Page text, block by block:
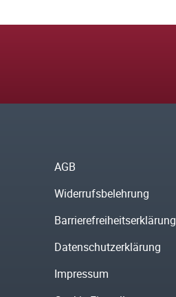
AGB
Widerrufsbelehrung
Barrierefreiheitserklärung
Datenschutzerklärung
Impressum